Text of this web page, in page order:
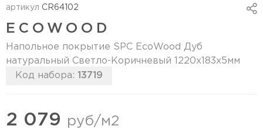
артикул CR64102
ECOWOOD
Перейти в коллекцию
Напольное покрытие SPC EcoWood Дуб
натуральный Светло-Коричневый 1220х183х5мм
Код набора: 13719
2 079 руб/м2